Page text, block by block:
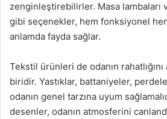
zenginleştirebilirler. Masa lambaları
gibi seçenekler, hem fonksiyonel
anlamda fayda sağlar.
Tekstil ürünleri de odanın
biridir. Yastıklar, battaniyeler,
odanın genel tarzına uyum
desenler, odanın atmosferini